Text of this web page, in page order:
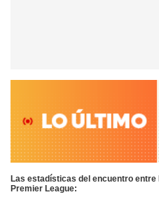
Las estadísticas del encuentro
Premier League: